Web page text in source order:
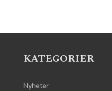
KATEGORIER
Nyheter